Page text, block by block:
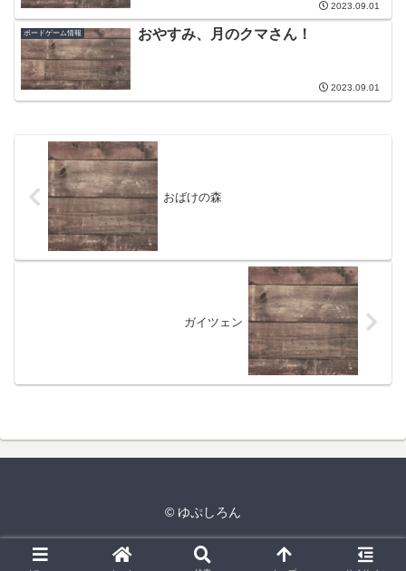
2023.09.01
ボードゲーム情報 おやすみ、月のクマさん！
2023.09.01
おばけの森
ガイツェン
© ゆぷしろん